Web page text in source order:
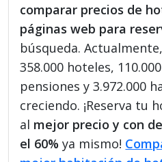
comparar precios de
páginas web para
búsqueda.
358.000 hoteles,
pensiones y 3.972.000
creciendo. ¡Reserva tu
al mejor precio y con
el 60% ya mismo!